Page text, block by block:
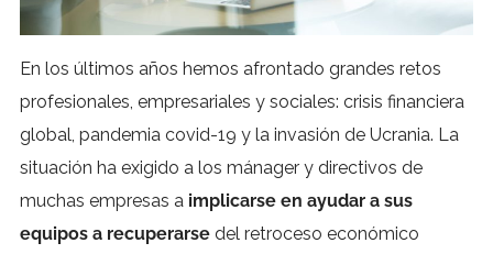
En los últimos años hemos afrontado grandes retos
profesionales, empresariales y sociales: crisis financiera
global, pandemia covid-19 y la invasión de Ucrania. La
situación ha exigido a los mánager y directivos de
muchas empresas a implicarse en ayudar a sus
equipos a recuperarse del retroceso económico